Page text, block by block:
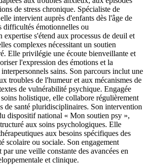
de stress chronique. Spécialiste de
intervient auprès d'enfants dès l'âge de
difficultés émotionnelles ou
expertise s'étend aux processus de deuil et
complexes nécessitant un soutien
Elle privilégie une écoute bienveillante et
l'expression des émotions et la
sains. Son parcours inclut une
troubles de l'humeur et aux mécanismes de
de vulnérabilité psychique. Engagée
holistique, elle collabore régulièrement
de santé pluridisciplinaires. Son intervention
dispositif national « Mon soutien psy »,
aux soins psychologiques. Elle
aux besoins spécifiques des
scolaire ou sociale. Son engagement
une veille constante des avancées en
et clinique.